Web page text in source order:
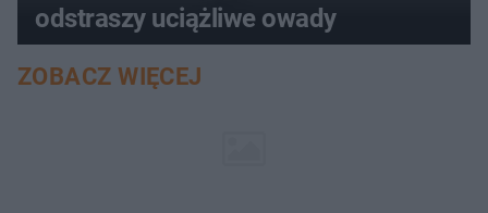
odstraszy uciążliwe owady
ZOBACZ WIĘCEJ